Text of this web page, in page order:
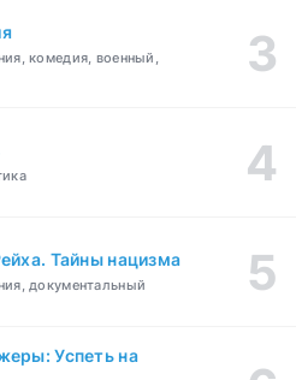
комедия, военный,
Тайны нацизма
документальный
Успеть на